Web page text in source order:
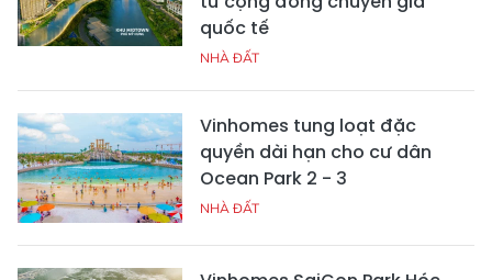
quốc tế
NHÀ ĐẤT
Vinhomes tung loạt đặc
quyền dài hạn cho cư dân
Ocean Park 2 - 3
NHÀ ĐẤT